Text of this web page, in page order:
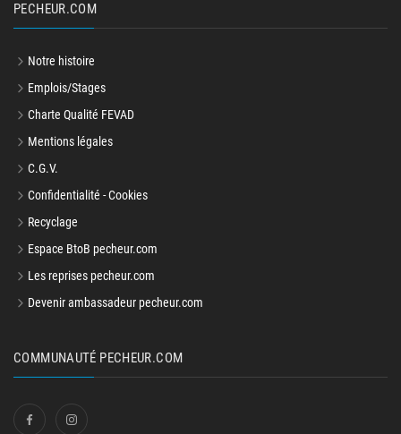
PECHEUR.COM
Notre histoire
Emplois/Stages
Charte Qualité FEVAD
Mentions légales
C.G.V.
Confidentialité - Cookies
Recyclage
Espace BtoB pecheur.com
Les reprises pecheur.com
Devenir ambassadeur pecheur.com
COMMUNAUTÉ PECHEUR.COM